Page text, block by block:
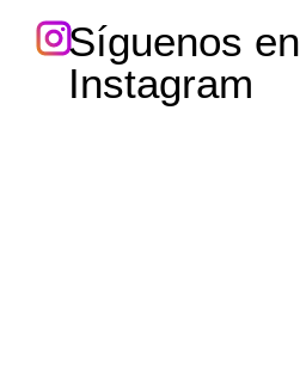
Síguenos en
Instagram